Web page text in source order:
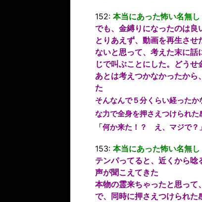
152: 本当にあった怖い名無し
でも、金縛りになったのは良
とりあえず、動画を再生さ
ないと思って、考えた末に
じで叫ぶことにした。どう
あとは考えつかなかったか
た
そんなんで５分くらい経った
な力で全身を押さえつけられた
「何か来た！？ え、マジで？
153: 本当にあった怖い名無し
テンパってると、近くから
声が聞こえてきた
本物の霊来ちゃったと思っ
で、同時に押さえつけられた